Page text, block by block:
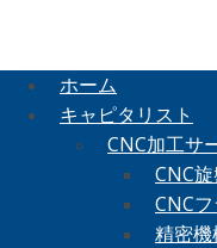
ホーム
キャピタリスト
CNC加工サ
CNC
CNC
精密機